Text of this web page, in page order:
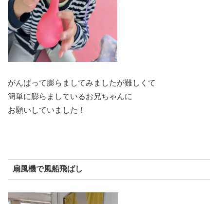
がんばって膨らましてみましたが難しくて
簡単に膨らましているお兄ちゃんに
お願いしていました！
扇風機で風船飛ばし